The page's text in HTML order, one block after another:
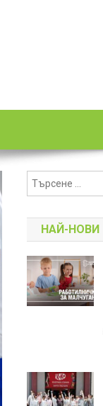
НАЙ-НОВИ